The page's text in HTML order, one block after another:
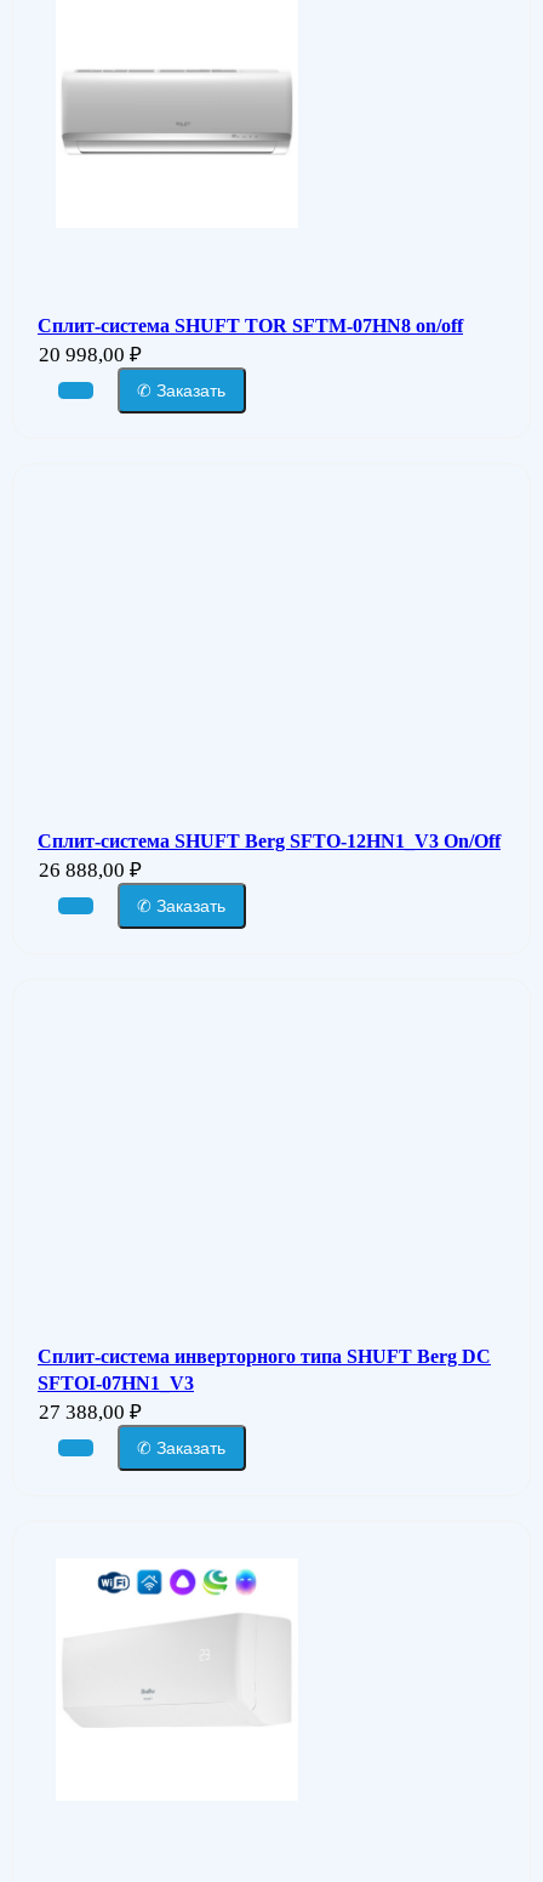
Сплит-система SHUFT TOR SFTM-07HN8 on/off
20 998,00 ₽
✆ Заказать
Сплит-система SHUFT Berg SFTO-12HN1_V3 On/Off
26 888,00 ₽
✆ Заказать
Сплит-система инверторного типа SHUFT Berg DC
SFTOI-07HN1_V3
27 388,00 ₽
✆ Заказать